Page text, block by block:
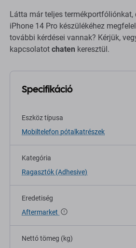
Látta már teljes termékportfóliónkat,
iPhone 14 Pro készülékéhez
további kérdései vannak? Kérjük,
kapcsolatot chaten keresztül.
Specifikáció
Eszköz típusa
Mobiltelefon pótalkatrészek
Kategória
Ragasztók (Adhesive)
Eredetiség
Aftermarket
Nettó tömeg (kg)